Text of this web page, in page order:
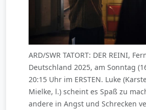
ARD/SWR TATORT: DER REINI,
Deutschland 2025, am Sonntag
20:15 Uhr im ERSTEN. Luke
Mielke, l.) scheint es Spaß zu
andere in Angst und Schrecken